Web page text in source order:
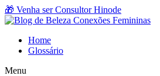
Ir
para
conteúdo
🎁 Venha ser Consultor Hinode
Home
Glossário
Menu